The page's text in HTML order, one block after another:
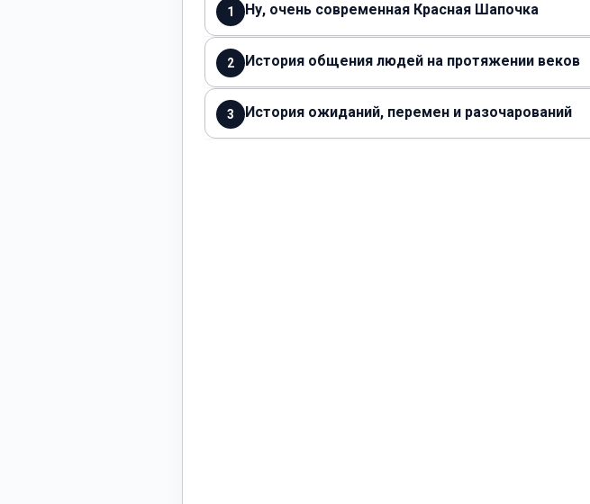
1 Ну, очень современная Красная Шапочка
2 История общения людей на протяжении веков
3 История ожиданий, перемен и разочарований